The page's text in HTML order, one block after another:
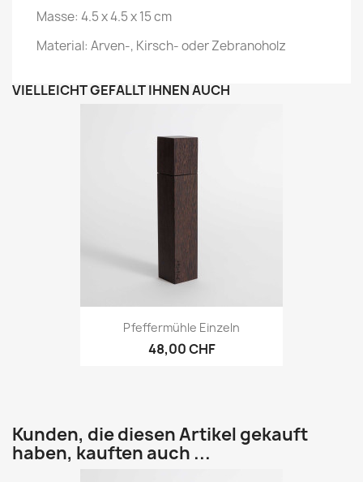
Masse: 4.5 x 4.5 x 15 cm
Material: Arven-, Kirsch- oder Zebranoholz
VIELLEICHT GEFÄLLT IHNEN AUCH
Pfeffermühle Einzeln
48,00 CHF
Kunden, die diesen Artikel gekauft
haben, kauften auch ...